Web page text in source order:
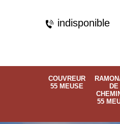
indisponible
COUVREUR
55 MEUSE
DE
55